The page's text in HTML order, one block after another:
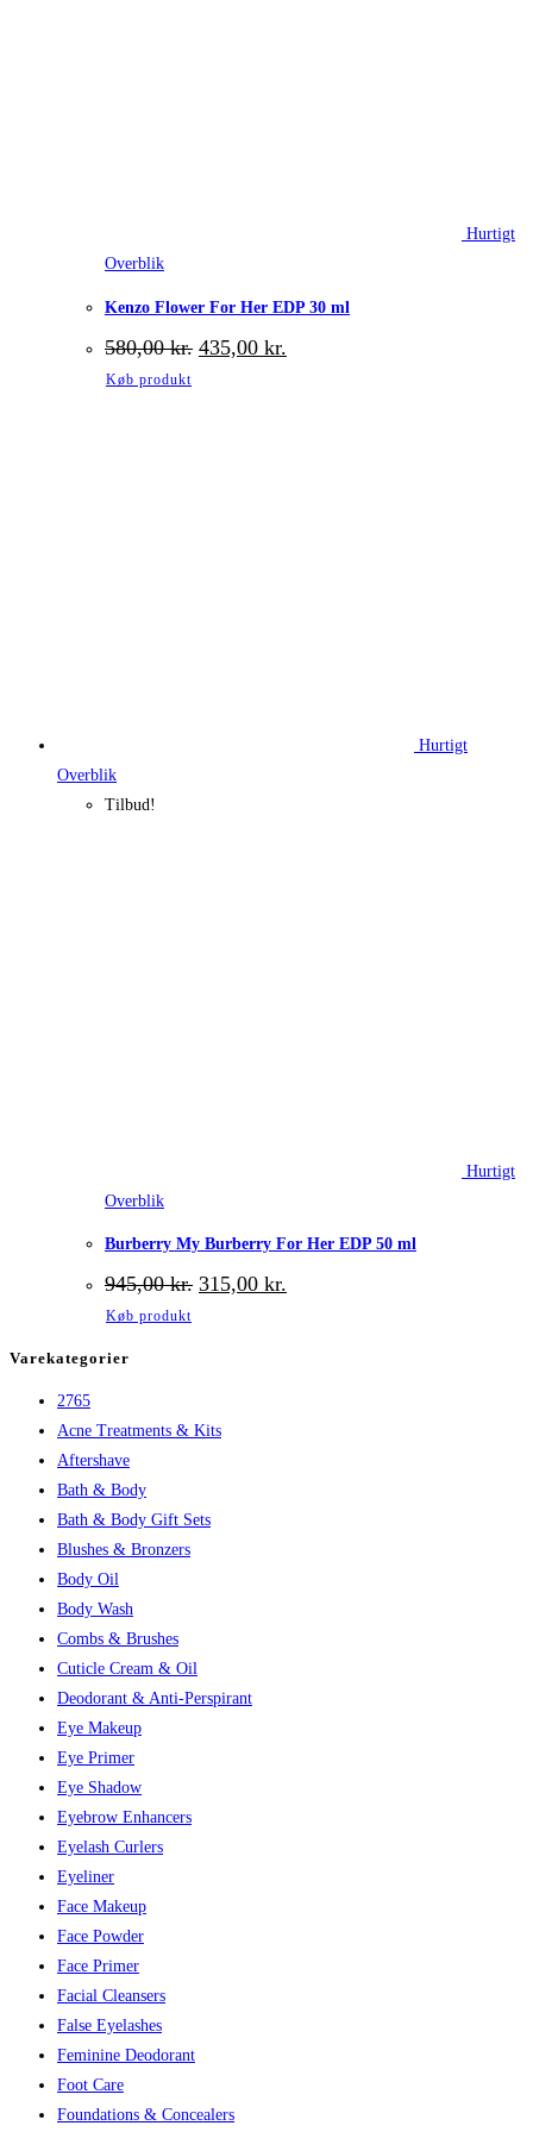
Hurtigt
Overblik
Kenzo Flower For Her EDP 30 ml
580,00kr. Den
oprindelige
435,00 kr.
aktuelle
Køb produkt
Hurtigt
Overblik
Tilbud!
Hurtigt
Overblik
Burberry My Burberry For Her EDP 50 ml
945,00kr. Den
oprindelige
315,00 kr.
aktuelle
Køb produkt
Varekategorier
2765
Acne Treatments & Kits
Aftershave
Bath & Body
Bath & Body Gift Sets
Blushes & Bronzers
Body Oil
Body Wash
Combs & Brushes
Cuticle Cream & Oil
Deodorant & Anti-Perspirant
Eye Makeup
Eye Primer
Eye Shadow
Eyebrow Enhancers
Eyelash Curlers
Eyeliner
Face Makeup
Face Powder
Face Primer
Facial Cleansers
False Eyelashes
Feminine Deodorant
Foot Care
Foundations & Concealers